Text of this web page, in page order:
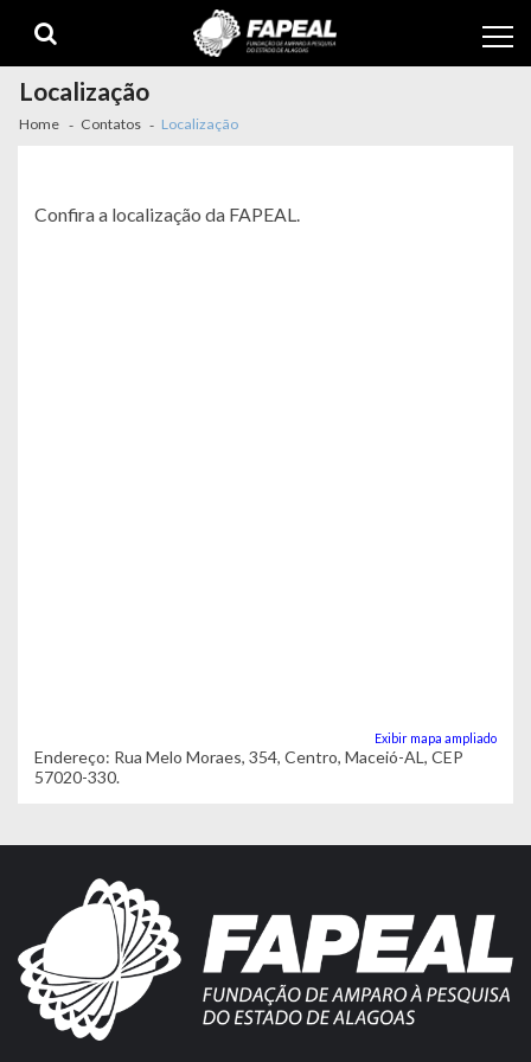
navigation
content
Localização
Home Contatos Localização
Confira a localização da FAPEAL.
Exibir mapa ampliado
Endereço: Rua Melo Moraes, 354, Centro, Maceió-AL, CEP
57020-330.